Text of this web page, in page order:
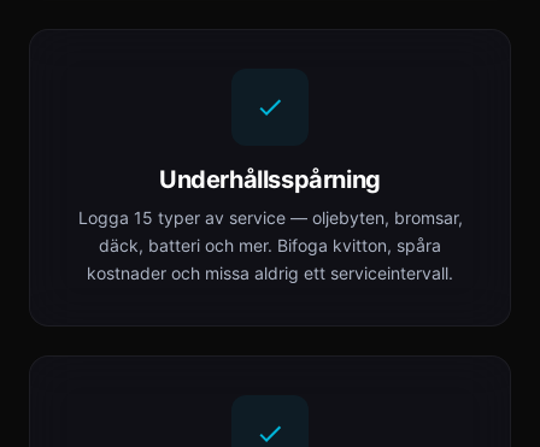
Underhållsspårning
Logga 15 typer av service — oljebyten, bromsar,
däck, batteri och mer. Bifoga kvitton, spåra
kostnader och missa aldrig ett serviceintervall.